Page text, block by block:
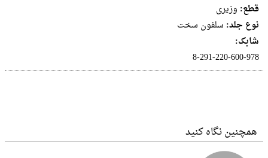
قطع: وزيرى
نوع جلد: سلفون سخت
شابک:
8-291-220-600-978
همچنین نگاه کنید